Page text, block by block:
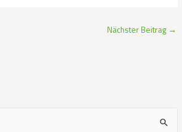
Nächster Beitrag →